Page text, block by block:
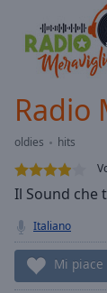
Forward
Mute
Current
Loaded:
0.00%
Stream
Seek to
live,
currently
behind
liveLIVE
Radio
oldies
hits
Il Sound che
Italiano
Mi piace